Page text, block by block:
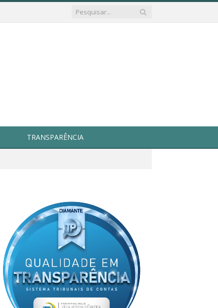
TRANSPARÊNCIA